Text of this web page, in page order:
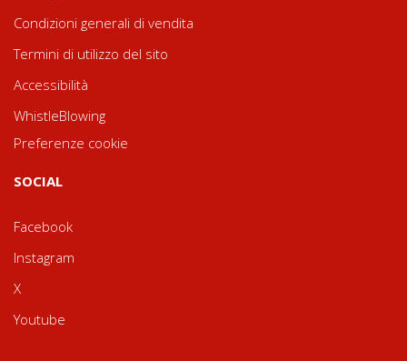
Condizioni generali di vendita
Termini di utilizzo del sito
Accessibilità
WhistleBlowing
Preferenze cookie
SOCIAL
Facebook
Instagram
X
Youtube